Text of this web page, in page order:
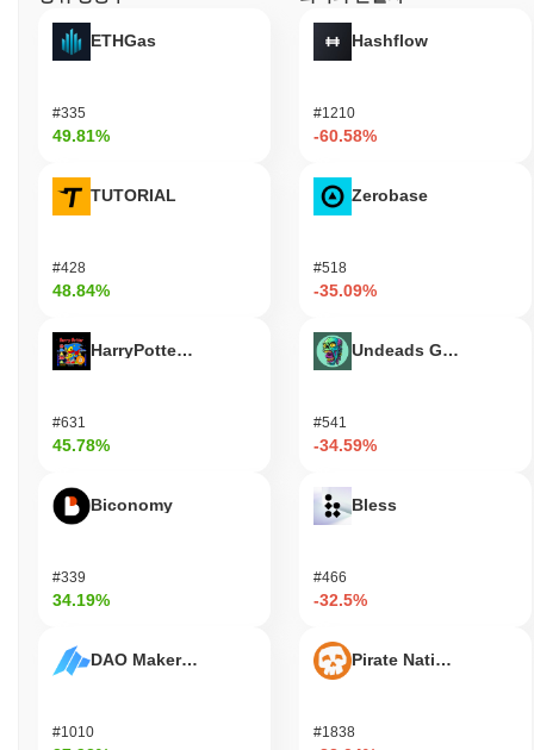
ETHGas
#335
49.81%
TUTORIAL
#428
48.84%
HarryPotterObamaSonic10Inu (ETH)
#631
45.78%
Biconomy
#339
34.19%
DAO Maker Token
#1010
Hashflow
#1210
-60.58%
Zerobase
#518
-35.09%
Undeads Games
#541
-34.59%
Bless
#466
-32.5%
Pirate Nation Token
#1838